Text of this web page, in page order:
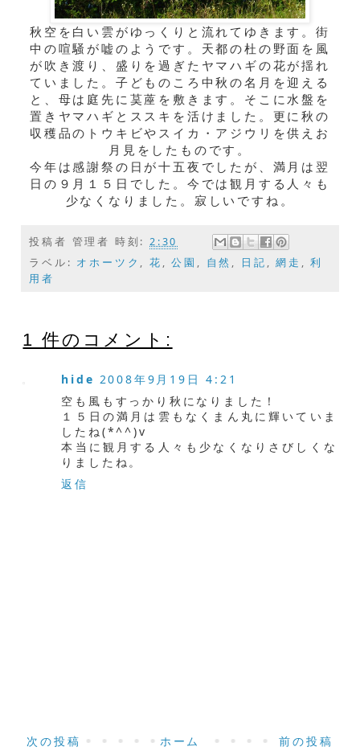
秋空を白い雲がゆっくりと流れてゆきます。街
中の喧騒が嘘のようです。天都の杜の野面を風
が吹き渡り、盛りを過ぎたヤマハギの花が揺れ
ていました。子どものころ中秋の名月を迎える
と、母は庭先に茣蓙を敷きます。そこに水盤を
置きヤマハギとススキを活けました。更に秋の
収穫品のトウキビやスイカ・アジウリを供えお
月見をしたものです。
今年は感謝祭の日が十五夜でしたが、満月は翌
日の９月１５日でした。今では観月する人々も
少なくなりました。寂しいですね。
投稿者 管理者 時刻:2:30
ラベル: オホーツク ,花 ,公園 , 自然 , 日記 ,網走 ,利
用者
1 件のコメント:
hide 2008年9月19日 4:21
空も風もすっかり秋になりました！
１５日の満月は雲もなくまん丸に輝いていま
したね(*^^)v
本当に観月する人々も少なくなりさびしくな
りましたね。
返信
次の投稿 前の投稿
ホーム